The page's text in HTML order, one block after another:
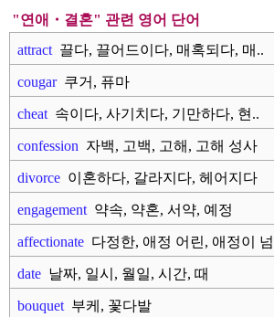
"연애・결혼" 관련 영어 단어
attract 끌다, 끌어드이다, 매혹되다, 매..
cougar쿠거, 퓨마
cheat 속이다, 사기치다, 기만하다, 현..
confession 자백, 고백, 고해, 고해 성사
divorce 이혼하다, 갈라지다, 헤어지다
engagement 약속, 약혼, 서약, 예정
affectionate 다정한, 애정 어린, 애정이 넘
date 날짜, 일시, 월일, 시간, 때
bouquet 부케, 꽃다발